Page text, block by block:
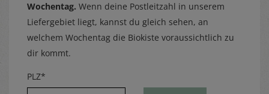
Wochentag. Wenn deine Postleitzahl in unserem
Liefergebiet liegt, kannst du gleich sehen, an
welchem Wochentag die Biokiste voraussichtlich zu
dir kommt.
PLZ*